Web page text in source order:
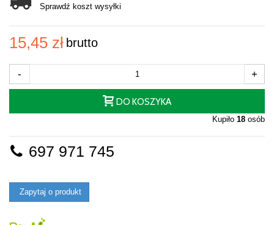
Sprawdź koszt wysyłki
15,45 zł brutto
- +
DO KOSZYKA
Kupiło 18 osób
697 971 745
Zapytaj o produkt